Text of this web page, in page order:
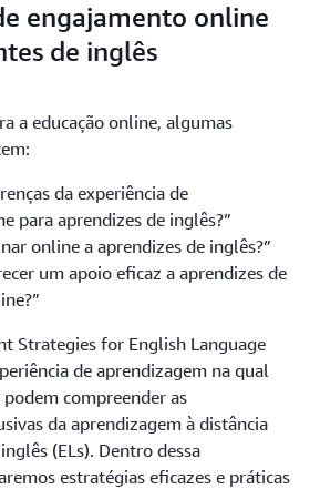
engajamento online
de inglês
a educação online, algumas
da experiência de
para aprendizes de inglês?”
online a aprendizes de inglês?”
um apoio eficaz a aprendizes de
Strategies for English Language
de aprendizagem na qual
compreender as
da aprendizagem à distância
(ELs). Dentro dessa
estratégias eficazes e práticas